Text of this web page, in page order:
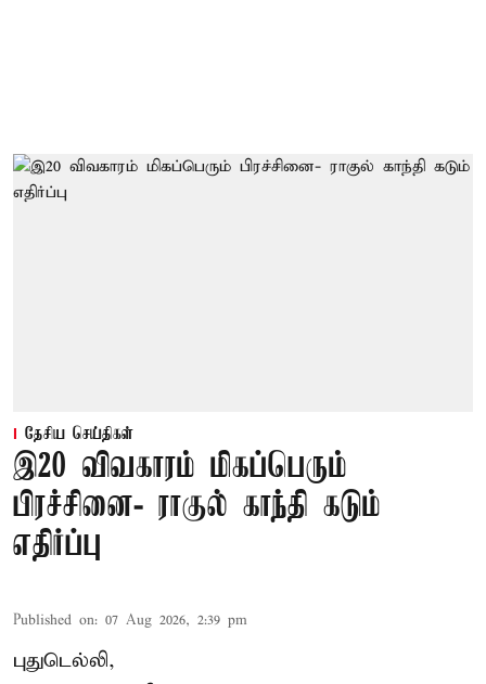
தேசிய செய்திகள்
இ20 விவகாரம் மிகப்பெரும்
பிரச்சினை- ராகுல் காந்தி கடும்
எதிர்ப்பு
Published on: 07 Aug 2026, 2:39 pm
புதுடெல்லி,